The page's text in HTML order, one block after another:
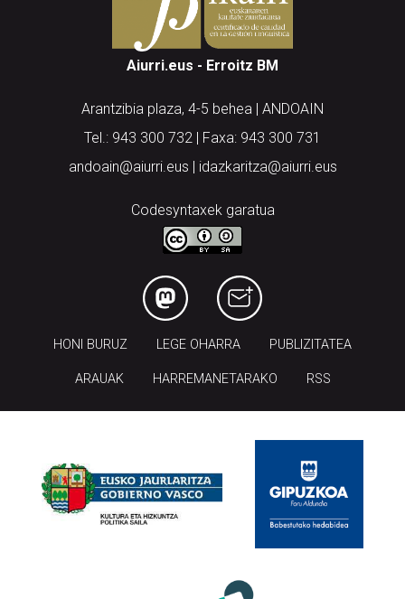
Aiurri.eus - Erroitz BM
Arantzibia plaza, 4-5 behea | ANDOAIN
Tel.: 943 300 732 | Faxa: 943 300 731
andoain@aiurri.eus | idazkaritza@aiurri.eus
Codesyntaxek garatua
HONI BURUZ LEGE OHARRA PUBLIZITATEA
ARAUAK HARREMANETARAKO RSS